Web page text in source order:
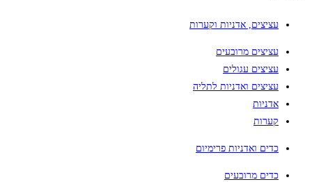
עציצים, אדניות וקערות
עציצים מרובעים
עציצים עגולים
עציצים ואדניות לתליה
אדניות
קערות
כדים ואדניות פרימיום
כדים מרובעים